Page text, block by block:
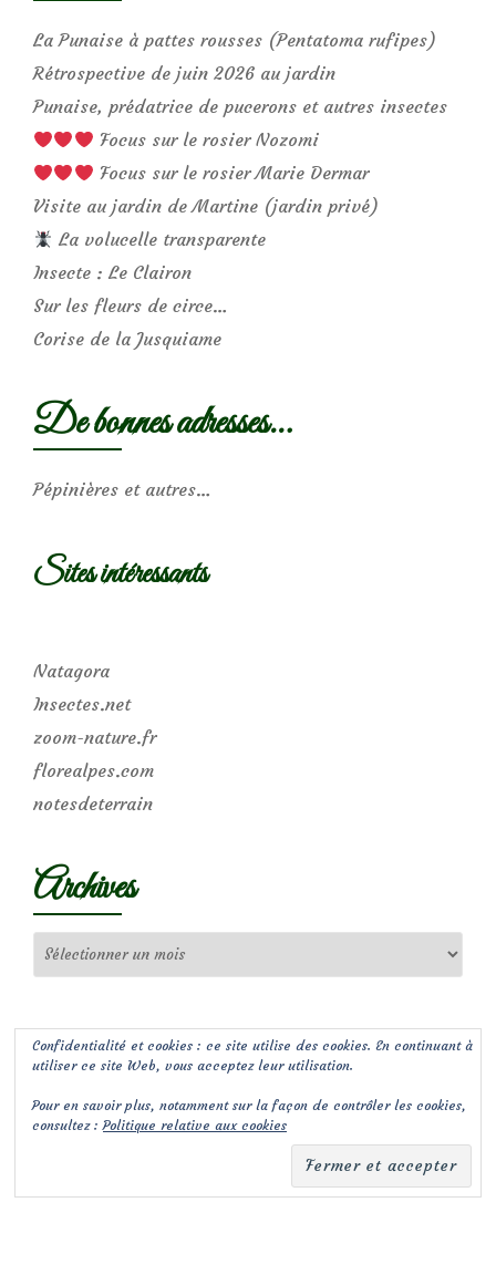
La Punaise à pattes rousses (Pentatoma rufipes)
Rétrospective de juin 2026 au jardin
Punaise, prédatrice de pucerons et autres insectes
Focus sur le rosier Nozomi
Focus sur le rosier Marie Dermar
Visite au jardin de Martine (jardin privé)
La volucelle transparente
Insecte : Le Clairon
Sur les fleurs de circe…
Corise de la Jusquiame
De bonnes adresses…
Pépinières et autres…
Sites intéressants
Natagora
Insectes.net
zoom-nature.fr
florealpes.com
notesdeterrain
Archives
Confidentialité et cookies : ce site utilise des cookies. En continuant à
utiliser ce site Web, vous acceptez leur utilisation.
Pour en savoir plus, notamment sur la façon de contrôler les cookies,
consultez :Politique relative aux cookies